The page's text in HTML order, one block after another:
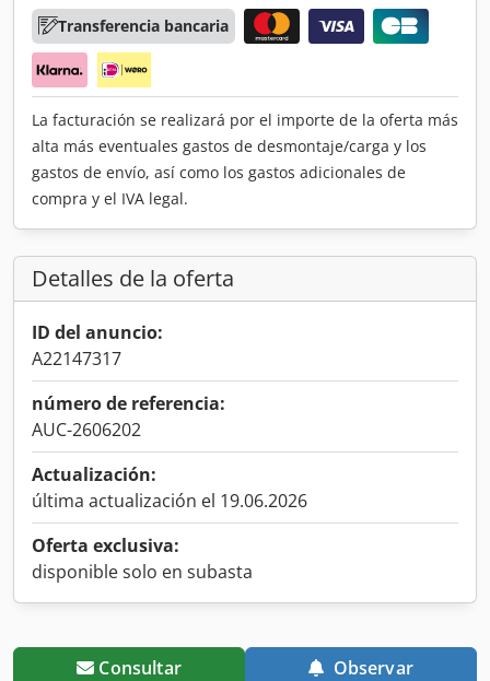
Transferencia bancaria
La facturación se realizará por el importe de la oferta más
alta más eventuales gastos de desmontaje/carga y los
gastos de envío, así como los gastos adicionales de
compra y el IVA legal.
Detalles de la oferta
ID del anuncio:
A22147317
número de referencia:
AUC-2606202
Actualización:
última actualización el 19.06.2026
Oferta exclusiva:
disponible solo en subasta
Consultar Observar